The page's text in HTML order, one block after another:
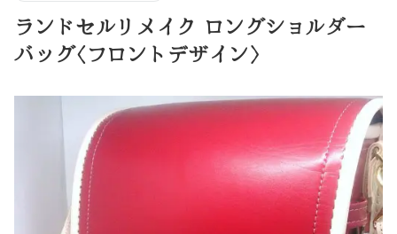
ランドセルリメイク ロングショルダー
バッグ〈フロントデザイン〉